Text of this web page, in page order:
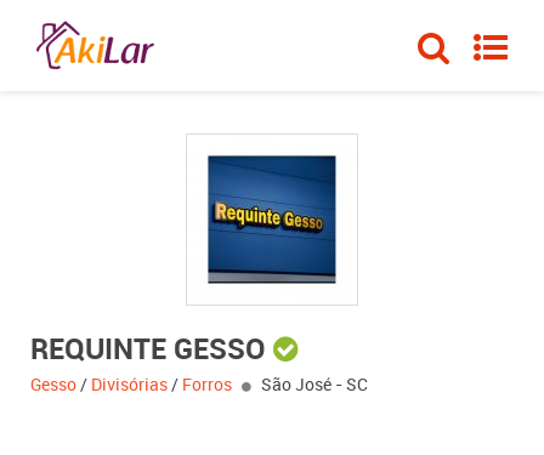
REQUINTE GESSO
Gesso/ Divisórias/ Forros São José - SC